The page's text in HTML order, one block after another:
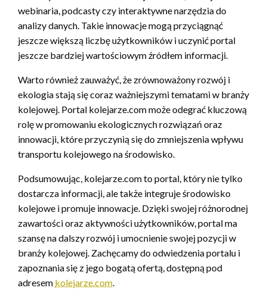
webinaria, podcasty czy interaktywne narzędzia do
analizy danych. Takie innowacje mogą przyciągnąć
jeszcze większą liczbę użytkowników i uczynić portal
jeszcze bardziej wartościowym źródłem informacji.
Warto również zauważyć, że zrównoważony rozwój i
ekologia stają się coraz ważniejszymi tematami w branży
kolejowej. Portal kolejarze.com może odegrać kluczową
rolę w promowaniu ekologicznych rozwiązań oraz
innowacji, które przyczynią się do zmniejszenia wpływu
transportu kolejowego na środowisko.
Podsumowując, kolejarze.com to portal, który nie tylko
dostarcza informacji, ale także integruje środowisko
kolejowe i promuje innowacje. Dzięki swojej różnorodnej
zawartości oraz aktywności użytkowników, portal ma
szansę na dalszy rozwój i umocnienie swojej pozycji w
branży kolejowej. Zachęcamy do odwiedzenia portalu i
zapoznania się z jego bogatą ofertą, dostępną pod
adresem kolejarze.com.